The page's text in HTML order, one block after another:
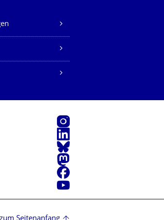
Instagram
LinkedIn
Bluesky
Mastodon
Facebook
Youtube